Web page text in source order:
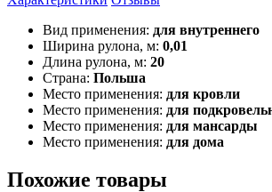
Вид применения: для внутреннего
Ширина рулона, м: 0,01
Длина рулона, м: 20
Страна: Польша
Место применения: для кровли
Место применения: для
Место применения: для мансарды
Место применения: для дома
Похожие товары